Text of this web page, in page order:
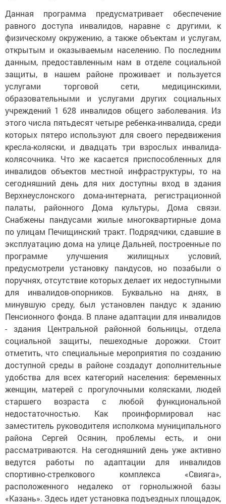
Данная программа предусматривает обеспечение
равного доступа инвалидов, наравне с другими, к
физическому окружению, а также объектам и услугам,
открытым и оказываемым населению. По последним
данным, предоставленным нам в отделе социальной
защиты, в нашем районе проживает и пользуется
услугами торговой сети, медицинскими,
образовательными и услугами других социальных
учреждений 1 628 инвалидов общего заболевания. Из
этого числа пятьдесят четыре ребенка-инвалида, среди
которых пятеро используют для своего передвижения
кресла-коляски, и двадцать три взрослых инвалида-
колясочника. Что же касается приспособленных для
инвалидов объектов местной инфраструктуры, то на
сегодняшний день для них доступны вход в здания
Верхнеуслонского дома-интерната, регистрационной
палаты, районного Дома культуры, Дома связи.
Снабжены пандусами жилые многоквартирные дома
по улицам Печищинский тракт. Подрядчики, сдавшие в
эксплуатацию дома на улице Дальней, построенные по
программе улучшения жилищных условий,
предусмотрели установку пандусов, но позабыли о
поручнях, отсутствие которых делает их недоступными
для инвалидов-опорников. Буквально на днях, в
минувшую среду, был установлен пандус к зданию
Пенсионного фонда. В плане адаптации для инвалидов
- здания Центральной районной больницы, отдела
социальной защиты, пешеходные дорожки. Стоит
отметить, что специальные мероприятия по созданию
доступной среды в районе создадут дополнительные
удобства для всех категорий населения: беременных
женщин, матерей с прогулочными колясками, людей
старшего возраста с любой функциональной
недостаточностью. Как проинформировал нас
заместитель руководителя исполкома муниципального
района Сергей Осянин, проблемы есть, и они
рассматриваются. На сегодняшний день уже активно
ведутся работы по адаптации для инвалидов
спортивно-стрелкового комплекса «Свияга»,
расположенного недалеко от горнолыжной базы
«Казань». Здесь идет установка подъездных площадок,